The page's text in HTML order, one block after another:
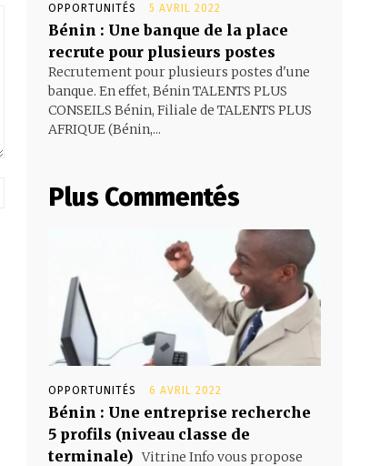
OPPORTUNITÉS 5 AVRIL 2022
Bénin : Une banque de la place
recrute pour plusieurs postes
Recrutement pour plusieurs postes d'une
banque. En effet, Bénin TALENTS PLUS
CONSEILS Bénin, Filiale de TALENTS PLUS
AFRIQUE (Bénin,...
Plus Commentés
OPPORTUNITÉS 6 AVRIL 2022
Bénin : Une entreprise recherche
5 profils (niveau classe de
terminale) Vitrine Info vous propose